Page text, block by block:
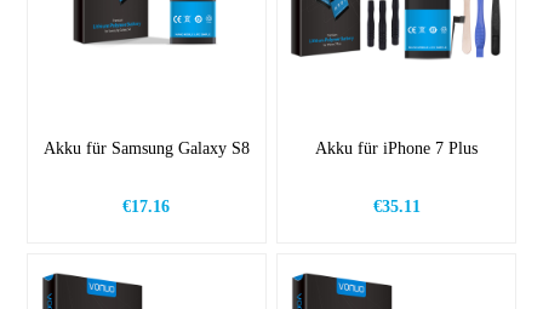
Akku für Samsung Galaxy S8
€17.16
Akku für iPhone 7 Plus
€35.11